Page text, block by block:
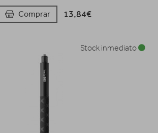
Comprar 13,84€
Stock inmediato